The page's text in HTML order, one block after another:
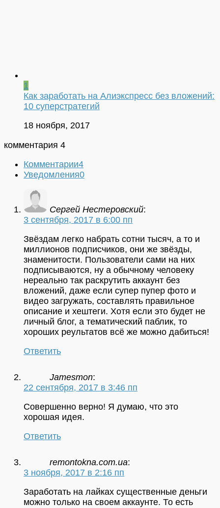
1
Как заработать на Алиэкспресс без вложений:
10 суперстратегий
18 ноября, 2017
комментария 4
Комментарии4
Уведомления0
Сергей Нестеровский:
3 сентября, 2017 в 6:00 пп
Звёздам легко набрать сотни тысяч, а то и
миллионов подписчиков, они же звёзды,
знаменитости. Пользователи сами на них
подписываются, ну а обычному человеку
нереально так раскрутить аккаунт без
вложений, даже если супер пупер фото и
видео загружать, составлять правильное
описание и хештеги. Хотя если это будет не
личный блог, а тематический паблик, то
хороших реультатов всё же можно дабиться!
Ответить
Jamesmon:
22 сентября, 2017 в 3:46 пп
Совершенно верно! Я думаю, что это
хорошая идея.
Ответить
remontokna.com.ua:
3 ноября, 2017 в 2:16 пп
Заработать на лайках существенные деньги
можно только на своем аккаунте. То есть